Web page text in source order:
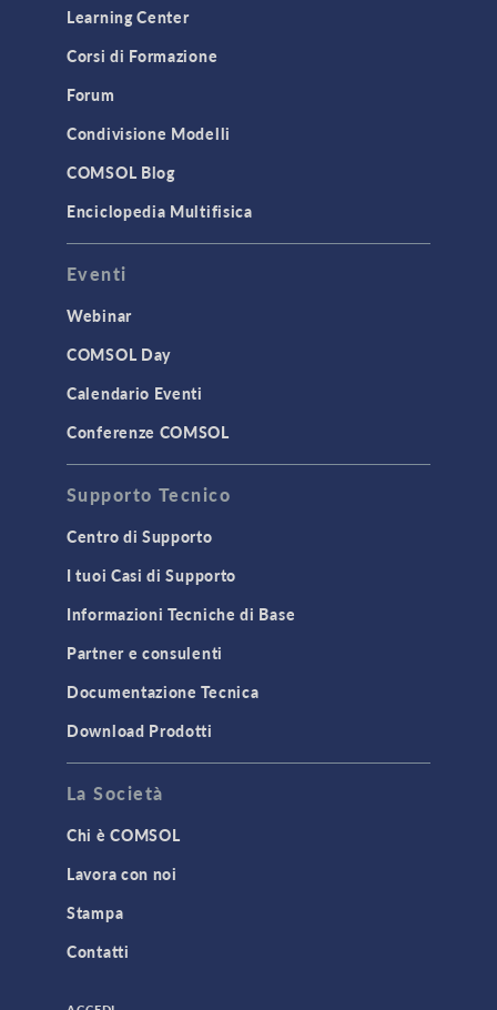
Learning Center
Corsi di Formazione
Forum
Condivisione Modelli
COMSOL Blog
Enciclopedia Multifisica
Eventi
Webinar
COMSOL Day
Calendario Eventi
Conferenze COMSOL
Supporto Tecnico
Centro di Supporto
I tuoi Casi di Supporto
Informazioni Tecniche di Base
Partner e consulenti
Documentazione Tecnica
Download Prodotti
La Società
Chi è COMSOL
Lavora con noi
Stampa
Contatti